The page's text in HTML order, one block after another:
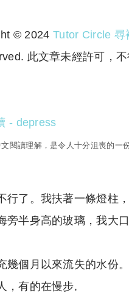
© 2024 Tutor Circle 尋
此文章未經許可，不
閱讀理解，是令人十分沮喪的一份
行了。我扶著一條燈柱
旁半身高的玻璃，我大
幾個月以來流失的水份
，有的在慢步,